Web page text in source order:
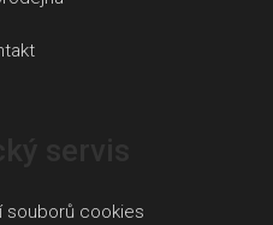
souborů cookies